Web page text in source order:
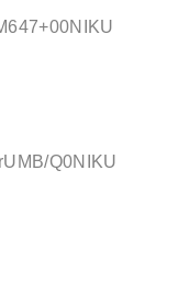
Q0NIKU